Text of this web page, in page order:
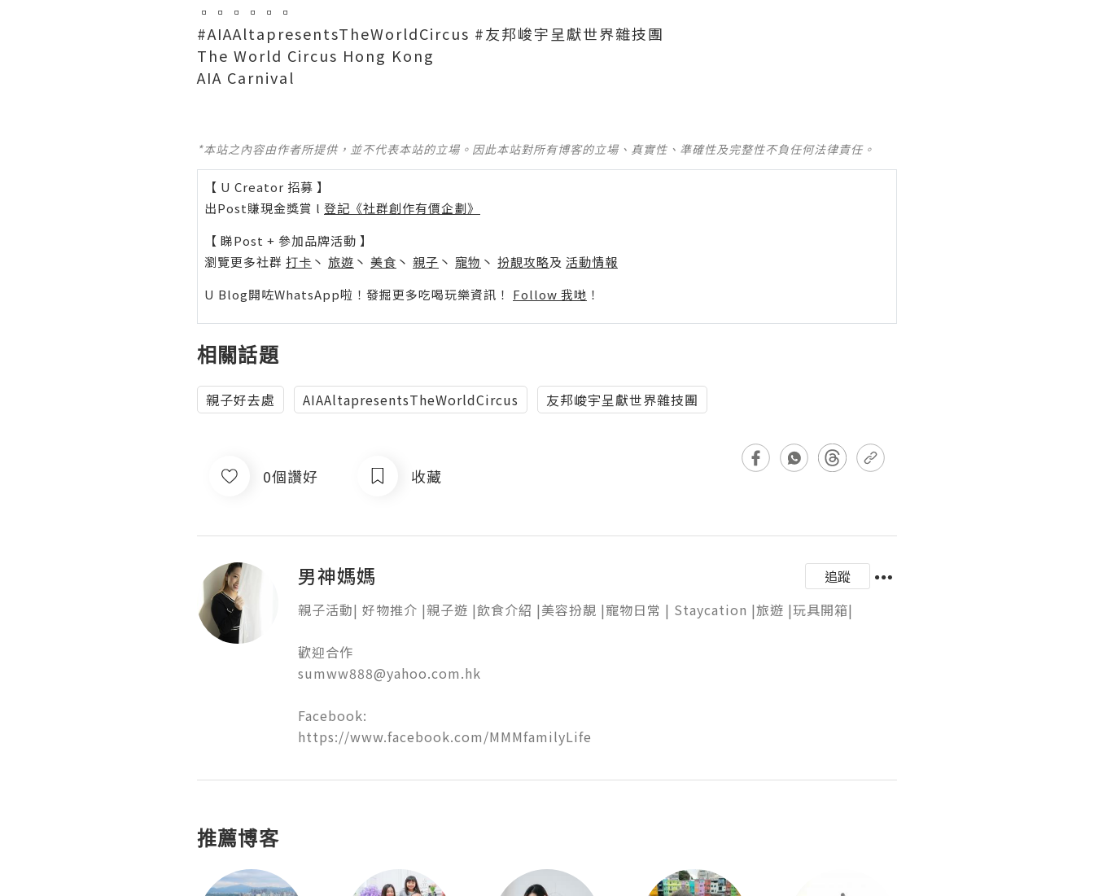
▫️▫️▫️▫️▫️▫️
#AIAAltapresentsTheWorldCircus #友邦峻宇呈獻世界雜技團
The World Circus Hong Kong
AIA Carnival
*本站之內容由作者所提供，並不代表本站的立場。因此本站對所有博客的立場、真實性、準確性及完整性不負任何法律責任。
【 U Creator 招募 】
出Post賺現金獎賞 l 登記《社群創作有價企劃》
【 睇Post + 參加品牌活動 】
瀏覽更多社群 打卡 丶 旅遊 丶 美食 丶 親子 丶 寵物 丶 扮靚攻略及 活動情報
U Blog開咗WhatsApp啦！發掘更多吃喝玩樂資訊！ Follow 我哋 ！
相關話題
親子好去處 AIAAltapresentsTheWorldCircus 友邦峻宇呈獻世界雜技團
0個讚好 收藏
男神媽媽
追蹤
親子活動| 好物推介 |親子遊 |飲食介紹 |美容扮靚 |寵物日常 | Staycation |旅遊 |玩具開箱|
歡迎合作
sumww888@yahoo.com.hk
Facebook:
https://www.facebook.com/MMMfamilyLife
推薦博客